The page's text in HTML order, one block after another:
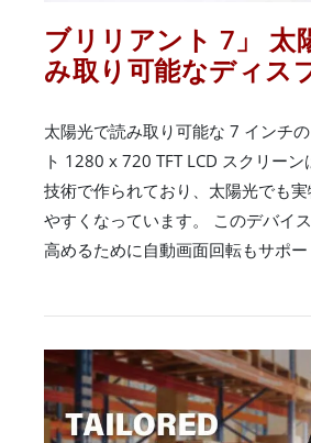
ブリリアント 7」 太
み取り可能なディス
太陽光で読み取り可能な 7 インチ
ト 1280 x 720 TFT LCD スクリー
技術で作られており、太陽光でも
やすくなっています。 このデバイ
高めるために自動画面回転もサポー